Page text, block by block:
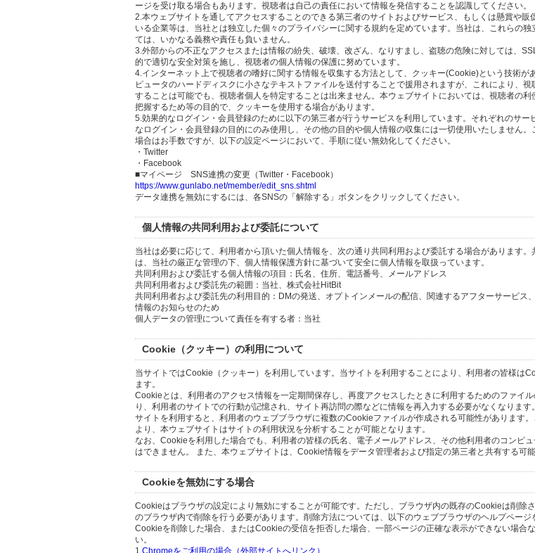
ージを受け取る場合もあります。視聴者は自己の責任において情報を発信することを認識してください。
2.本ウェブサイトを通してアクセスすることのできる第三者のサイトおよびサービス、もしくは懸賞や販
いる企業等は、当社とは独立した個々のプライバシーに関する規約を定めています。当社は、これらの
ては、いかなる義務や責任も負いません。
3.外部からの不正なアクセスまたは情報の紛失、破壊、改ざん、なりすまし、盗聴の危険に対しては、
的で適切な安全対策を施し、視聴者の個人情報の保護に努めています。
4.インターネット上で視聴者の嗜好に関する情報を収集する方法として、クッキー(Cookie)という技術が
ピュータのハードディスクに小さなテキストファイルを送付することで援用されますが、これにより、
することは可能でも、視聴者個人を特定することは出来ません。本ウェブサイトにおいては、視聴者の
把握するため等の目的で、クッキーを使用する場合があります。
5.効果的なログイン・会員登録のために以下の第三者が行うサービスを利用しています。それぞれのサー
なログイン・会員登録の目的にのみ使用し、その他の目的や個人情報の収集には一切使用いたしません
場合はお手数ですが、以下の設定ページにおいて、手順に従い無効化してください。
・Twitter
・Facebook
■マイページ SNS連携の変更（Twitter・Facebook）
https://www.gunlabo.net/member/edit_sns.shtml
データ連携を無効にするには、各SNSの「解除する」ボタンをクリックしてください。
個人情報の共同利用および委託について
当社は必要に応じて、利用者から頂いた個人情報を、次の通り共同利用および委託する場合があります
は、当社の厳正な管理の下、個人情報保護方針に基づいて安全に個人情報を取扱っています。
共同利用および委託する個人情報の項目：氏名、住所、電話番号、メールアドレス
共同利用者および委託先の範囲：当社、株式会社HitBit
共同利用者および委託先の利用目的：DMの発送、オプトインメールの配信、関連するアフターサービス
情報のお知らせのため
個人データの管理について責任を有する者：当社
Cookie（クッキー）の利用について
当サイトではCookie（クッキー）を利用しています。当サイトを利用することにより、利用者の皆様は
ます。
Cookieとは、利用者のアクセス情報を一定期間保存し、再度アクセスしたときに利用するためのファイ
り、利用者のサイトでの行動が記憶され、サイト再訪問の際などに情報を再入力する必要がなくなります。
サイトを利用すると、利用者のウェブブラウザに複数のCookieファイルが作成される可能性があります
より、本ウェブサイトはサイトの利用状況を分析することが可能となります。
なお、Cookieを利用した場合でも、利用者の皆様の氏名、電子メールアドレス、その他利用者のコンピ
はできません。 また、本ウェブサイトは、Cookie情報をデータ管理者および指定の第三者と共有する可能
Cookieを無効にする場合
Cookieはブラウザの設定により無効にすることが可能です。ただし、ブラウザ内の既存のCookieは削除
のブラウザ内で削除を行う必要があります。削除方法については、以下のウェブブラウザのヘルプページ
Cookieを削除した場合、またはCookieの受信を拒否した場合、一部ページの正確な表示ができない場合
い。
1.Chromeをご利用の場合（外部サイトへリンク）